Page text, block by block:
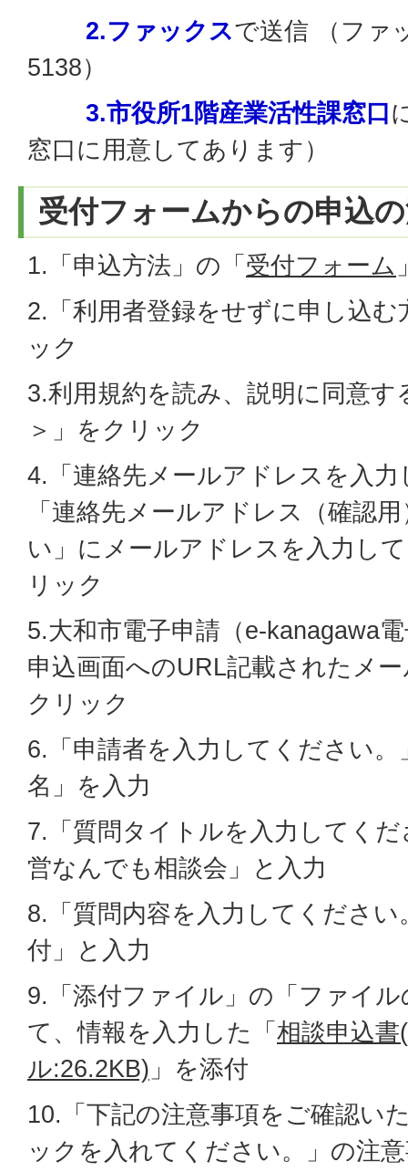
2.ファックスで送信 （ファ
5138）
3.市役所1階産業活性課窓口
窓口に用意してあります）
受付フォームからの申込
1.「申込方法」の「 受付フォーム
2.「利用者登録をせずに申し込
ック
3.利用規約を読み、説明に同意す
＞」をクリック
4.「連絡先メールアドレスを入
「連絡先メールアドレス（確認
い」にメールアドレスを入力し
リック
5.大和市電子申請（e-kanagawa
申込画面へのURL記載されたメ
クリック
6.「申請者を入力してください
名」を入力
7.「 質問タイトルを入力してく
営なんでも相談会」と入力
8.「 質問内容を入力してください
付」と入力
9.「添付ファイル」の「ファイ
て、情報を入力した「 相談申込
ル:26.2KB) 」を添付
10.「下記の注意事項をご確認い
ックを入れてください。」の注